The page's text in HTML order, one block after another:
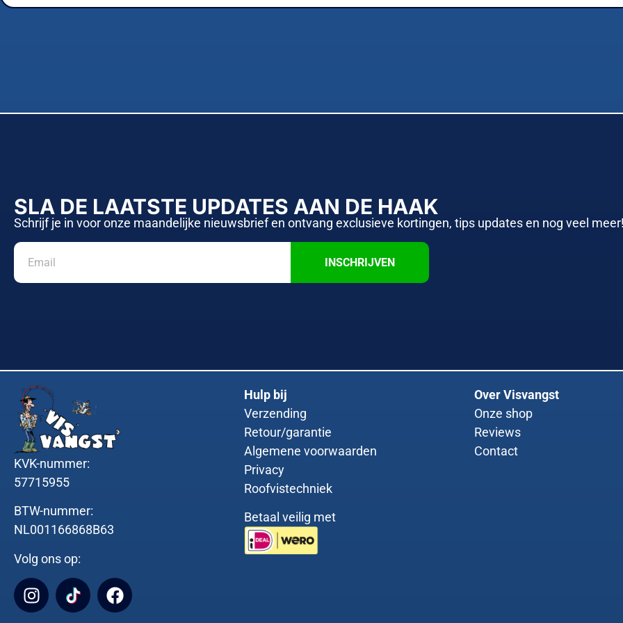
SLA DE LAATSTE UPDATES AAN DE HAAK
Schrijf je in voor onze maandelijke nieuwsbrief en ontvang exclusieve kortingen, tips updates en nog veel
INSCHRIJVEN
KVK-nummer:
57715955
BTW-nummer:
NL001166868B63
Volg ons op:
Hulp bij
Verzending
Retour/garantie
Algemene voorwaarden
Privacy
Roofvistechniek
Betaal veilig met
Over Visvangst
Onze shop
Reviews
Contact